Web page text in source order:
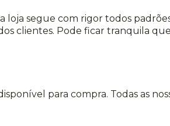
loja segue com rigor todos
clientes. Pode ficar tranquila
para compra. Todas as